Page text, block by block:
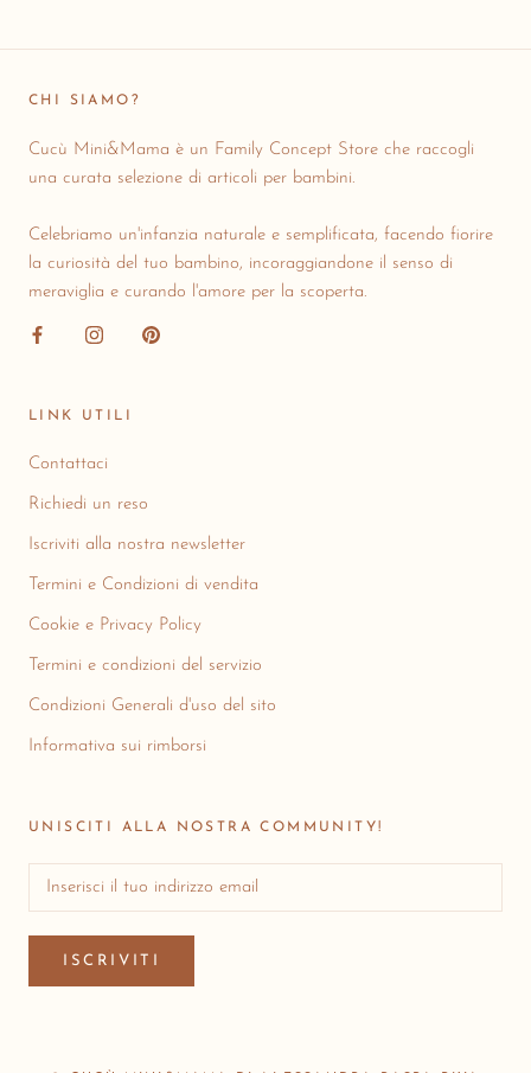
CHI SIAMO?
Cucù Mini&Mama è un Family Concept Store che raccogli
una curata selezione di articoli per bambini.
Celebriamo un'infanzia naturale e semplificata, facendo fiorire
la curiosità del tuo bambino, incoraggiandone il senso di
meraviglia e curando l'amore per la scoperta.
LINK UTILI
Contattaci
Richiedi un reso
Iscriviti alla nostra newsletter
Termini e Condizioni di vendita
Cookie e Privacy Policy
Termini e condizioni del servizio
Condizioni Generali d'uso del sito
Informativa sui rimborsi
UNISCITI ALLA NOSTRA COMMUNITY!
ISCRIVITI